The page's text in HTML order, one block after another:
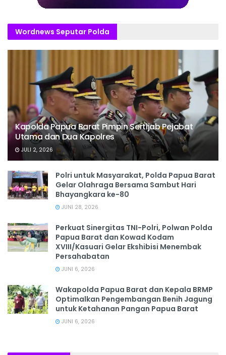
Wordnews Seputar Polda
Kapolda Papua Barat Pimpin Sertijab Pejabat
Utama dan Dua Kapolres
JULI 2, 2026
Polri untuk Masyarakat, Polda Papua Barat
Gelar Olahraga Bersama Sambut Hari
Bhayangkara ke-80
JUNI 28, 2026
‎Perkuat Sinergitas TNI-Polri, Polwan Polda
Papua Barat dan Kowad Kodam
XVIII/Kasuari Gelar Ekshibisi Menembak
Persahabatan
JUNI 6, 2026
Wakapolda Papua Barat dan Kepala BRMP
Optimalkan Pengembangan Benih Jagung
untuk Ketahanan Pangan Papua Barat
JUNI 6, 2026